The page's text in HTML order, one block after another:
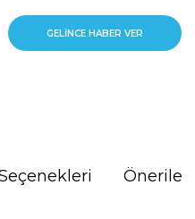
GELİNCE HABER VER